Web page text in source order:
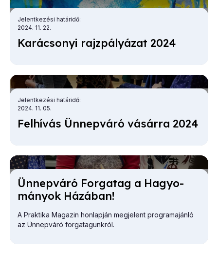
Ka­rá­cso­nyi rajz­pá­lyá­zat 2024
Jelentkezési határidő
2024. 11. 22.
Fel­hí­vás Ün­nep­vá­ró vá­sár­ra 2024
Jelentkezési határidő
2024. 11. 05.
Ün­nep­vá­ró For­ga­tag a Ha­gyo­
má­nyok Há­zá­ban!
A Praktika Magazin honlapján megjelent programajánló
az Ünnepváró forgatagunkról.